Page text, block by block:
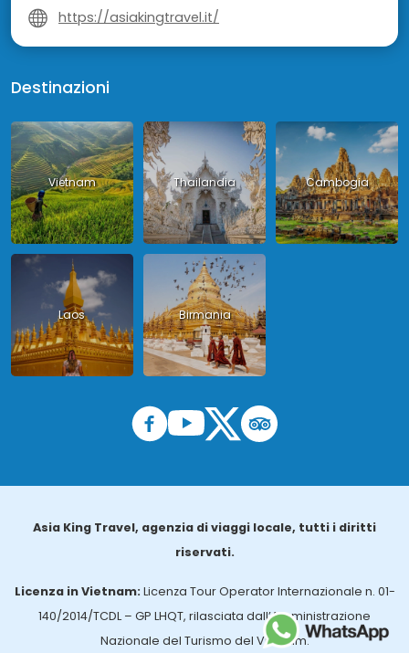
https://asiakingtravel.it/
Destinazioni
Vietnam Thailandia Cambogia
Laos Birmania
Asia King Travel, agenzia di viaggi locale, tutti i diritti
riservati.
Licenza in Vietnam: Licenza Tour Operator Internazionale n. 01-
140/2014/TCDL – GP LHQT, rilasciata dall’Amministrazione
Nazionale del Turismo del Vietnam.